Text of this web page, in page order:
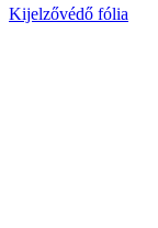
Kijelzővédő fólia